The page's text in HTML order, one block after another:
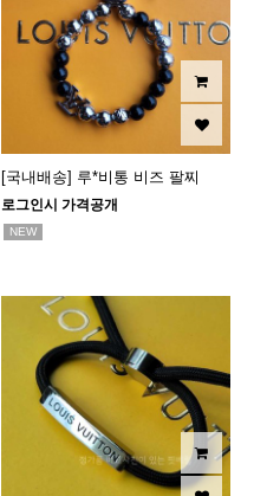
[국내배송] 루*비통 비즈 팔찌
로그인시 가격공개
NEW